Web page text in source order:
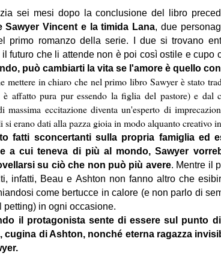
sei mesi dopo la conclusione del libro
Sawyer Vincent e la timida Lana, due
primo romanzo della serie. I due si trovano
futuro che li attende non è poi così ostile e cupo
può cambiarti la vita se l'amore è quello
mettere in chiaro che nel primo libro Sawyer èstato
affatto pura pur essendo la figlia del pastore) e dal
massima eccitazione diventa un'esperto di
erano dati alla pazza gioia in modo alquanto creativo in
fatti sconcertanti sulla propria famiglia ed
a cui teneva di più al mondo, Sawyer
su ciò che non può più avere. Mentre il
infatti, Beau e Ashton non fanno altro che
come bertucce in calore (e non parlo di
in ogni occasione.
il protagonista sente di essere sul punto
cugina di Ashton, nonché eterna ragazza